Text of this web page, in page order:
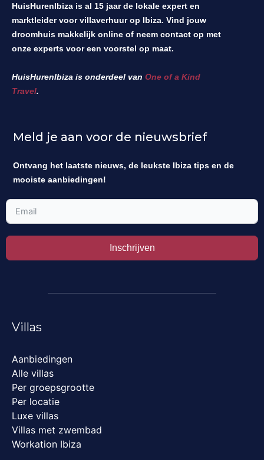
HuisHurenIbiza is al 15 jaar de lokale expert en
marktleider voor villaverhuur op Ibiza. Vind jouw
droomhuis makkelijk online of neem contact op met
onze experts voor een voorstel op maat.
HuisHurenIbiza is onderdeel van One of a Kind
Travel.
Meld je aan voor de nieuwsbrief
Ontvang het laatste nieuws, de leukste Ibiza tips en de
mooiste aanbiedingen!
Inschrijven
Villas
Aanbiedingen
Alle villas
Per groepsgrootte
Per locatie
Luxe villas
Villas met zwembad
Workation Ibiza